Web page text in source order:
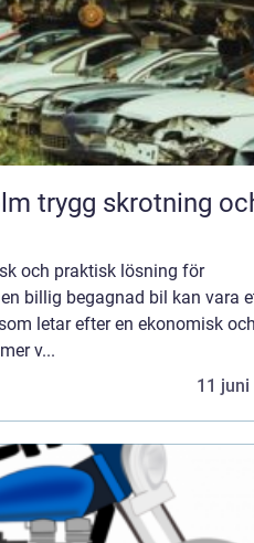
och praktisk lösning för
billig begagnad bil kan vara
letar efter en ekonomisk
v...
11 juni